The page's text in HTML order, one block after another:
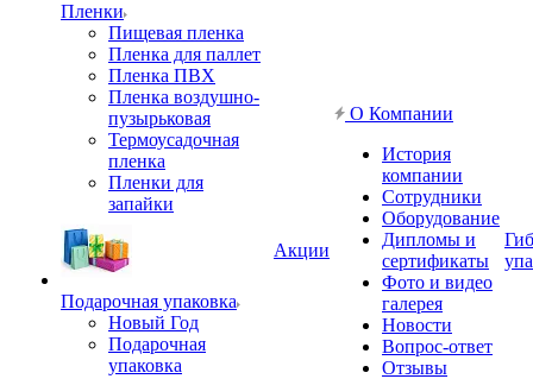
Пленки
Пищевая пленка
Пленка для паллет
Пленка ПВХ
Пленка воздушно-
пузырьковая
Термоусадочная
пленка
Пленки для
запайки
Подарочная упаковка
Новый Год
Подарочная
упаковка
Акции
О Компании
История
компании
Сотрудники
Оборудование
Дипломы и
сертификаты
Фото и видео
галерея
Новости
Вопрос-ответ
Отзывы